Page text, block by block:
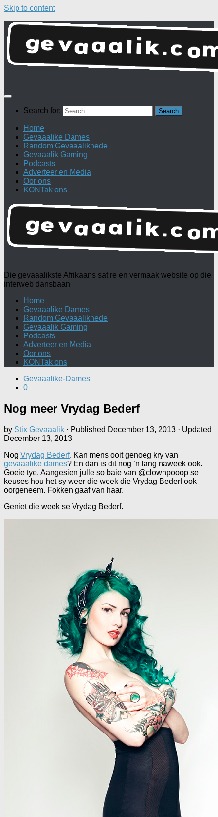
Skip to content
Search for:
Home
Gevaaalike Dames
Random Gevaaalikhede
Gevaaalik Gaming
Podcasts
Adverteer en Media
Oor ons
KONTak ons
Die gevaaalikste Afrikaans satire en vermaak website op die
interweb dansbaan
Home
Gevaaalike Dames
Random Gevaaalikhede
Gevaaalik Gaming
Podcasts
Adverteer en Media
Oor ons
KONTak ons
Gevaaalike-Dames
0
Nog meer Vrydag Bederf
by Stix Gevaaalik · Published December 13, 2013 · Updated
December 13, 2013
Nog Vrydag Bederf. Kan mens ooit genoeg kry van
gevaaalike dames? En dan is dit nog ‘n lang naweek ook.
Goeie tye. Aangesien julle so baie van @clownpooop se
keuses hou het sy weer die week die Vrydag Bederf ook
oorgeneem. Fokken gaaf van haar.
Geniet die week se Vrydag Bederf.